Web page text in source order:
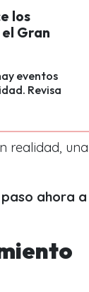
los
Gran
eventos
Revisa
realidad, una
paso ahora a